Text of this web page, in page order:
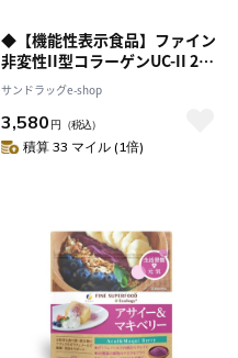
◆【機能性表示食品】ファイン
非変性II型コラーゲンUC-II 250
粒
サンドラッグe-shop
3,580 円 （税込）
積算 33 マイル (1倍)